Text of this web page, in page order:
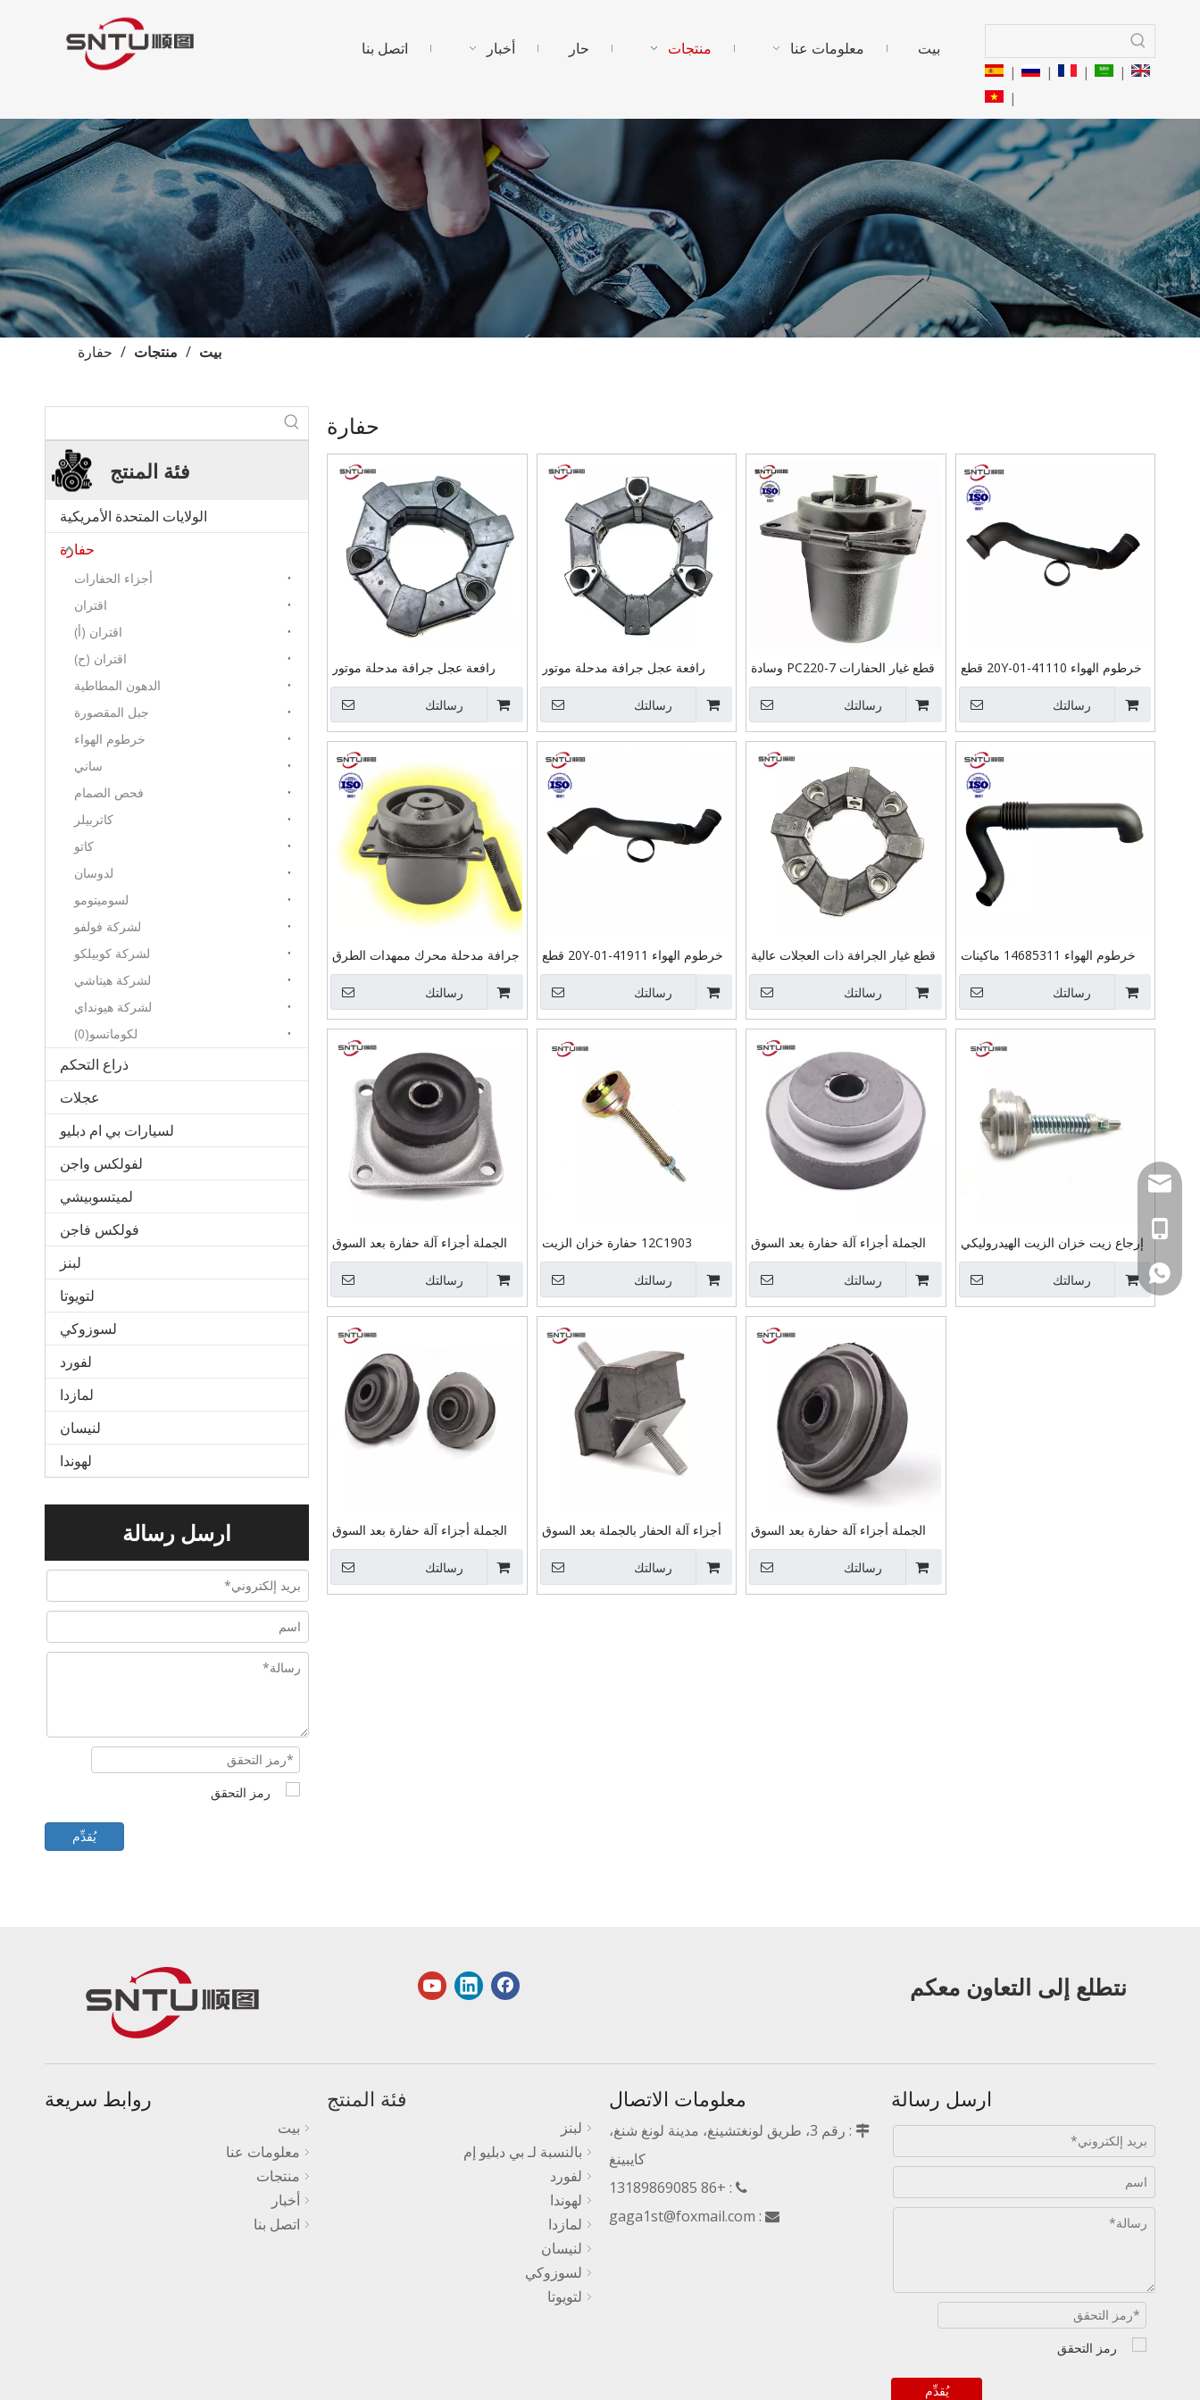
بيت معلومات عنا منتجات حار أخبار اتصل بنا
|
|
|
|
|
بيت / منتجات / حفارة
فئة المنتج
الولايات المتحدة الأمريكية
حفارة
أجزاء الحفارات
اقتران
اقتران (أ)
اقتران (ح)
الدهون المطاطية
جبل المقصورة
خرطوم الهواء
ساني
فحص الصمام
كاتربيلر
كاتو
لدوسان
لسوميتومو
لشركة فولفو
لشركة كوبيلكو
لشركة هيتاشي
لشركة هيونداي
لكوماتسو(0)
ذراع التحكم
عجلات
لسيارات بي ام دبليو
لفولكس واجن
لميتسوبيشي
فولكس فاجن
لبنز
لتويوتا
لسوزوكي
لفورد
لمازدا
لنيسان
لهوندا
ارسل رسالة
يُقدِّم
حفارة
رافعة عجل جرافة مدحلة موتور
ممهدة رافعة شوكية قطع غيار عمود
المضخة الهيدروليكية حفارة اقتران
16A
رسالتك
رافعة عجل جرافة مدحلة موتور
ممهدة رافعة رافعة شوكية حفارة
قطع غيار مضخة هيدروليكية رمح
اقتران 30AS
رسالتك
قطع غيار الحفارات PC220-7 وسادة
مقصورة الحفارة، 20Y-54-65810
20Y-54-65820 Cabin Mounting
Pc220-7
رسالتك
خرطوم الهواء 20Y-01-41110 قطع
غيار ماكينات الحفارات SNTU
لمجاري الهواء PC200-8 6D107
رسالتك
جرافة مدحلة محرك ممهدات الطرق
رافعة رافعة شوكية رافعة عجل
حفارة قطع غيار لشركة هيونداي
المقصورة تصاعد وسادة
رسالتك
خرطوم الهواء 20Y-01-41911 قطع
غيار ماكينات الحفارات SNTU
لمجاري الهواء PC240-8 MO
6D107E
رسالتك
قطع غيار الجرافة ذات العجلات عالية
الجودة الهيدروليكية K3V63/K3V112
اقتران الحفار Assy 50A 324-
4451/324-4415/239-6479
رسالتك
خرطوم الهواء 14685311 ماكينات
الحفارات SNTU قطع الغيار 210D
D6E مجاري الهواء لشركة فولفو
رسالتك
الجملة أجزاء آلة حفارة بعد السوق
الصين مصنع دعم النبات DH220-5
دوسان وسادة المحرك تصاعد لدايو
رسالتك
12C1903 حفارة خزان الزيت
الهيدروليكي النفط العودة طريقة
واحدة تحقق صمام قطع غيار آلات
البناء ل liugong
رسالتك
الجملة أجزاء آلة حفارة بعد السوق
الصين مصنع دعم مصنع EX60 محرك
وسادة تصاعد لشركة هيتاشي
رسالتك
إرجاع زيت خزان الزيت الهيدروليكي
للحفارة قطع غيار ماكينات صمام
فحص الاتجاه الواحد E312 لشركة
كاتربيلر
رسالتك
الجملة أجزاء آلة حفارة بعد السوق
الصين مصنع دعم مصنع PC200-7
PC220-7 وسادة المحرك تصاعد
لكوماتسو
رسالتك
أجزاء آلة الحفار بالجملة بعد السوق
الصين مصنع دعم مصنع المطاط
SK60-5/6/7 تركيب وسادة المحرك
لكوبيلكو
رسالتك
الجملة أجزاء آلة حفارة بعد السوق
الصين مصنع المطاط دعم SK200-8
SK250-8 وسادة المحرك تصاعد
لكوبيلكو
رسالتك
نتطلع إلى التعاون معكم
روابط سريعة
بيت
معلومات عنا
منتجات
أخبار
اتصل بنا
WhatsApp
فئة المنتج
لبنز
بالنسبة لـ بي دبليو إم
لفورد
لهوندا
لمازدا
لنيسان
لسوزوكي
لتويوتا
معلومات الاتصال

: رقم 3، طريق لونغتشينغ، مدينة لونغ شنغ،
كايبينغ

: +86 13189869085

:
gaga1st@foxmail.com
ارسل رسالة
يُقدِّم